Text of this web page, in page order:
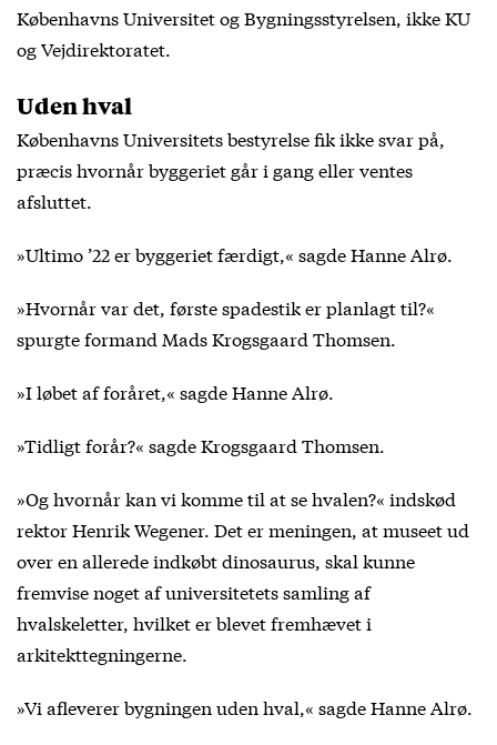
Københavns Universitet og Bygningsstyrelsen, ikke KU
og Vejdirektoratet.
Uden hval
Københavns Universitets bestyrelse fik ikke svar på,
præcis hvornår byggeriet går i gang eller ventes
afsluttet.
»Ultimo ’22 er byggeriet færdigt,« sagde Hanne Alrø.
»Hvornår var det, første spadestik er planlagt til?«
spurgte formand Mads Krogsgaard Thomsen.
»I løbet af foråret,« sagde Hanne Alrø.
»Tidligt forår?« sagde Krogsgaard Thomsen.
»Og hvornår kan vi komme til at se hvalen?« indskød
rektor Henrik Wegener. Det er meningen, at museet ud
over en allerede indkøbt dinosaurus, skal kunne
fremvise noget af universitetets samling af
hvalskeletter, hvilket er blevet fremhævet i
arkitekttegningerne.
»Vi afleverer bygningen uden hval,« sagde Hanne Alrø.